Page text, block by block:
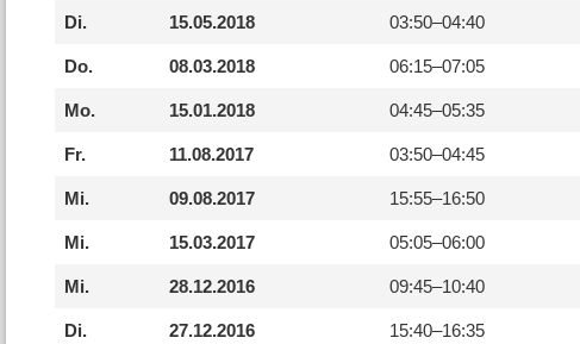
Di. 15.05.2018 03:50–04:40
Do. 08.03.2018 06:15–07:05
Mo. 15.01.2018 04:45–05:35
Fr. 11.08.2017 03:50–04:45
Mi. 09.08.2017 15:55–16:50
Mi. 15.03.2017 05:05–06:00
Mi. 28.12.2016 09:45–10:40
Di. 27.12.2016 15:40–16:35